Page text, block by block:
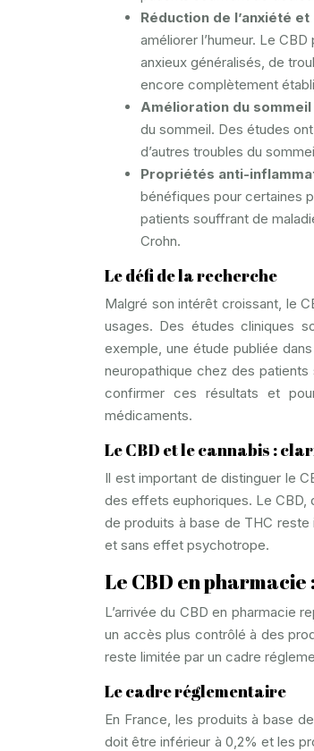
Réduction de l’anxiété
améliorer l’humeur. Le
anxieux généralisés, de
encore complètement
Amélioration du sommeil
du sommeil. Des études
d’autres troubles du
Propriétés anti-
bénéfiques pour certaines
patients souffrant de
Crohn.
Le défi de la recherche
Malgré son intérêt croissant, le
usages. Des études cliniques
exemple, une étude publiée
neuropathique chez des
confirmer ces résultats et
médicaments.
Le CBD et le cannabis :
Il est important de distinguer le
des effets euphoriques. Le CBD,
de produits à base de THC reste
et sans effet psychotrope.
Le CBD en pharmacie
L’arrivée du CBD en pharmacie
un accès plus contrôlé à des
reste limitée par un cadre
Le cadre réglementaire
En France, les produits à base
doit être inférieur à 0,2% et les